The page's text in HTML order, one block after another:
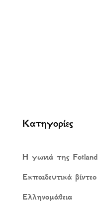
Κατηγορίες
Η γωνιά της Fotland
Εκπαιδευτικά βίντεο
Ελληνομάθεια